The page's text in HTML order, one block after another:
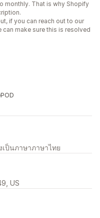
monthly. That is why Shopify
if you can reach out to our
make sure this is resolved
ป็นภาษาภาษาไทย
US